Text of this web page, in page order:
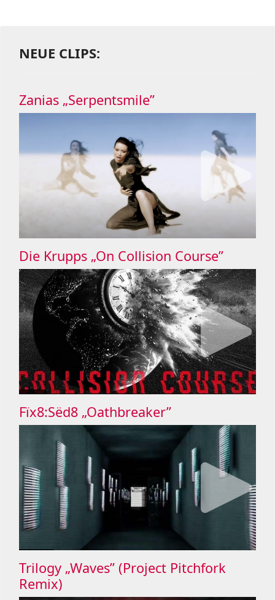
NEUE CLIPS:
Zanias „Serpentsmile”
Die Krupps „On Collision Course”
Fïx8:Sëd8 „Oathbreaker”
Trilogy „Waves” (Project Pitchfork
Remix)